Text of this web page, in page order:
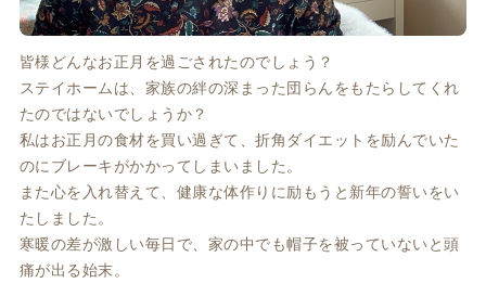
皆様どんなお正月を過ごされたのでしょう？
ステイホームは、家族の絆の深まった団らんをもたらしてくれ
たのではないでしょうか？
私はお正月の食材を買い過ぎて、折角ダイエットを励んでいた
のにブレーキがかかってしまいました。
また心を入れ替えて、健康な体作りに励もうと新年の誓いをい
たしました。
寒暖の差が激しい毎日で、家の中でも帽子を被っていないと頭
痛が出る始末。